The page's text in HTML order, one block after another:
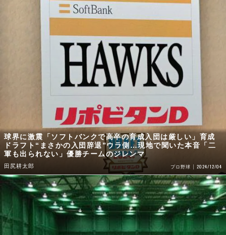
球界に激震「ソフトバンクで高卒の育成入団は厳しい」育成
ドラフト“まさかの入団辞退”ウラ側…現地で聞いた本音「二
軍も出られない」優勝チームのジレンマ
田尻耕太郎 プロ野球 2024/12/04